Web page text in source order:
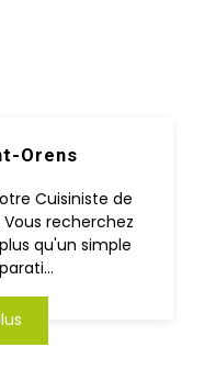
Orens
Cuisiniste de
recherchez
qu'un simple